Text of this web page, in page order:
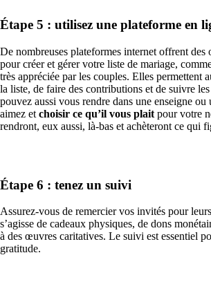
Étape 5 : utilisez une plateforme en
De nombreuses plateformes internet offrent des
pour créer et gérer votre liste de mariage,
très appréciée par les couples. Elles permettent
la liste, de faire des contributions et de suivre
pouvez aussi vous rendre dans une enseigne ou
aimez et choisir ce qu’il vous plait pour votre
rendront, eux aussi, là-bas et achèteront ce qui
Étape 6 : tenez un suivi
Assurez-vous de remercier vos invités pour
s’agisse de cadeaux physiques, de dons
à des œuvres caritatives. Le suivi est essentiel
gratitude.